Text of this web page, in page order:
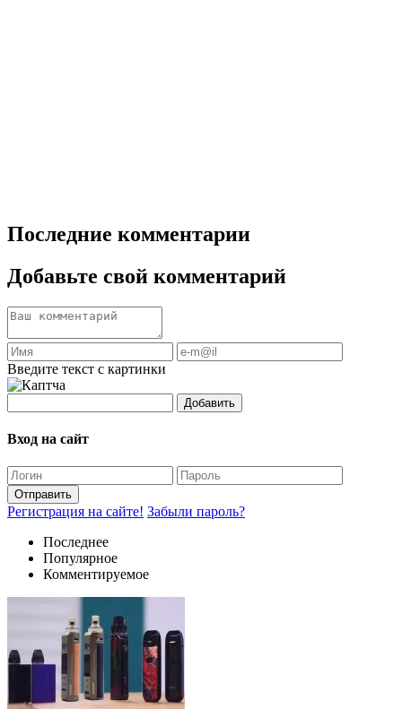
Последние комментарии
Добавьте свой комментарий
Введите текст с картинки
Добавить
Вход на сайт
Отправить
Регистрация на сайте! Забыли пароль?
Последнее
Популярное
Комментируемое